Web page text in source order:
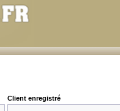
Client enregistré